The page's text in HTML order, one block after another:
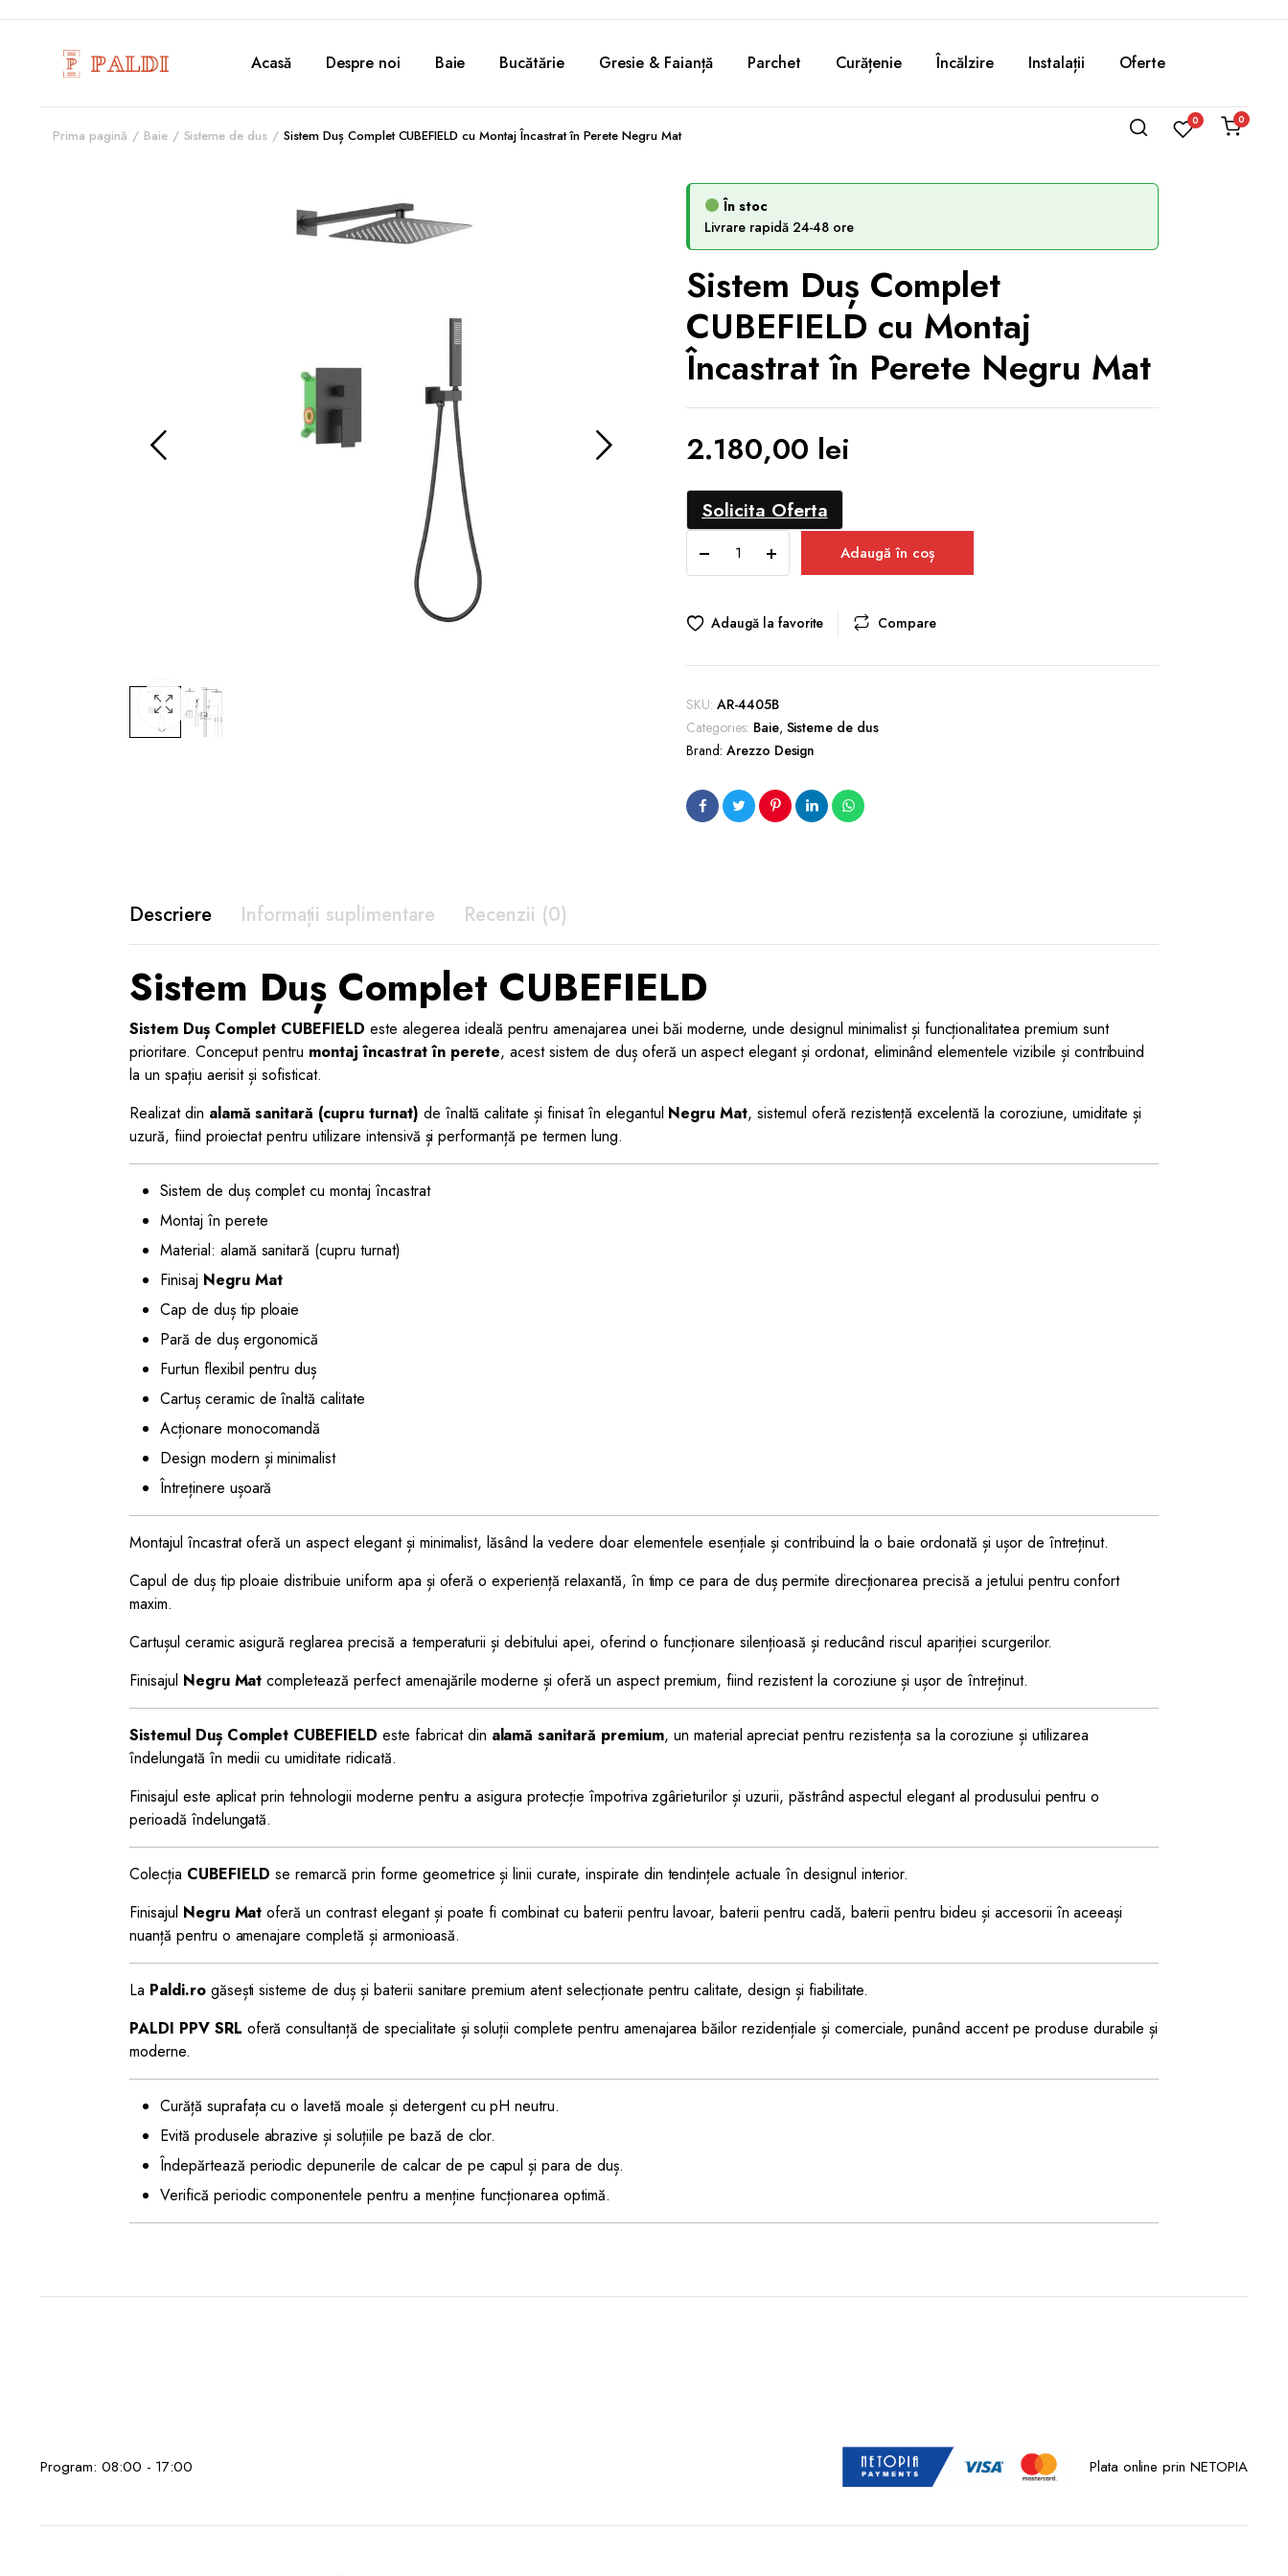
Acasă Despre noi Baie Bucătărie Gresie & Faianță Parchet Curățenie Încălzire Instalații Oferte
0 0
Prima pagină Baie Sisteme de dus Sistem Duș Complet CUBEFIELD cu Montaj Încastrat în Perete Negru Mat
În stoc
Livrare rapidă 24-48 ore
Sistem Duș Complet
CUBEFIELD cu Montaj
Încastrat în Perete Negru Mat
2.180,00 lei
Solicita Oferta
Duș
Complet
cu
Încastrat
Perete
Negru
Mat
quantity
Adaugă în coș
Adaugă la favorite Compare
SKU: AR-4405B
Categories: Baie, Sisteme de dus
Brand: Arezzo Design
Descriere Informații suplimentare Recenzii (0)
Sistem Duș Complet CUBEFIELD
Sistem Duș Complet CUBEFIELD este alegerea ideală pentru amenajarea unei băi moderne, unde designul minimalist și funcționalitatea premium sunt
prioritare. Conceput pentru montaj încastrat în perete, acest sistem de duș oferă un aspect elegant și ordonat, eliminând elementele vizibile și contribuind
la un spațiu aerisit și sofisticat.
Realizat din alamă sanitară (cupru turnat) de înaltă calitate și finisat în elegantul Negru Mat, sistemul oferă rezistență excelentă la coroziune, umiditate și
uzură, fiind proiectat pentru utilizare intensivă și performanță pe termen lung.
Sistem de duș complet cu montaj încastrat
Montaj în perete
Material: alamă sanitară (cupru turnat)
Finisaj Negru Mat
Cap de duș tip ploaie
Pară de duș ergonomică
Furtun flexibil pentru duș
Cartuș ceramic de înaltă calitate
Acționare monocomandă
Design modern și minimalist
Întreținere ușoară
Montajul încastrat oferă un aspect elegant și minimalist, lăsând la vedere doar elementele esențiale și contribuind la o baie ordonată și ușor de întreținut.
Capul de duș tip ploaie distribuie uniform apa și oferă o experiență relaxantă, în timp ce para de duș permite direcționarea precisă a jetului pentru confort
maxim.
Cartușul ceramic asigură reglarea precisă a temperaturii și debitului apei, oferind o funcționare silențioasă și reducând riscul apariției scurgerilor.
Finisajul Negru Mat completează perfect amenajările moderne și oferă un aspect premium, fiind rezistent la coroziune și ușor de întreținut.
Sistemul Duș Complet CUBEFIELD este fabricat din alamă sanitară premium, un material apreciat pentru rezistența sa la coroziune și utilizarea
îndelungată în medii cu umiditate ridicată.
Finisajul este aplicat prin tehnologii moderne pentru a asigura protecție împotriva zgârieturilor și uzurii, păstrând aspectul elegant al produsului pentru o
perioadă îndelungată.
Colecția CUBEFIELD se remarcă prin forme geometrice și linii curate, inspirate din tendințele actuale în designul interior.
Finisajul Negru Mat oferă un contrast elegant și poate fi combinat cu baterii pentru lavoar, baterii pentru cadă, baterii pentru bideu și accesorii în aceeași
nuanță pentru o amenajare completă și armonioasă.
La Paldi.rogăsești sisteme de duș și baterii sanitare premium atent selecționate pentru calitate, design și fiabilitate.
PALDI PPV SRL oferă consultanță de specialitate și soluții complete pentru amenajarea băilor rezidențiale și comerciale, punând accent pe produse durabile și
moderne.
Curăță suprafața cu o lavetă moale și detergent cu pH neutru.
Evită produsele abrazive și soluțiile pe bază de clor.
Îndepărtează periodic depunerile de calcar de pe capul și para de duș.
Verifică periodic componentele pentru a menține funcționarea optimă.
Program: 08:00 - 17:00 Plata online prin NETOPIA